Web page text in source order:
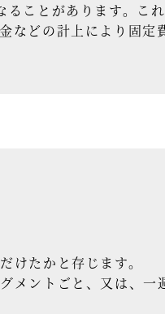
ことがあります。こ
などの計上により固定
たかと存じます。
メントごと、又は、一